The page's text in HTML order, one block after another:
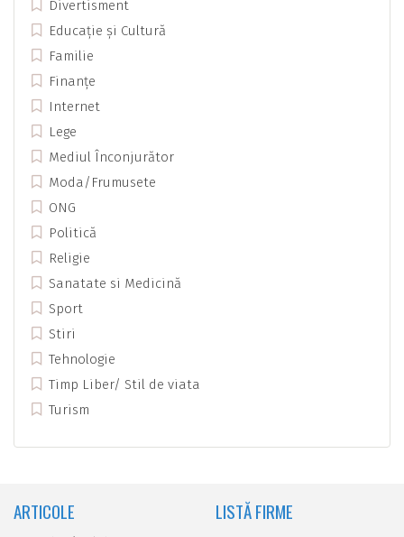
Divertisment
Educație și Cultură
Familie
Finanțe
Internet
Lege
Mediul Înconjurător
Moda/Frumusete
ONG
Politică
Religie
Sanatate si Medicină
Sport
Stiri
Tehnologie
Timp Liber/ Stil de viata
Turism
ARTICOLE LISTĂ FIRME